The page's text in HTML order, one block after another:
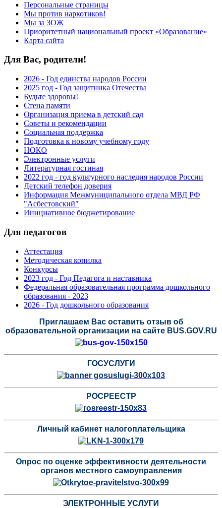
Персональные страницы
Мы против наркотиков!
Мы за ЗОЖ
Приоритетный национальный проект «Образование»
Карта сайта
Для Вас, родители!
2026 - Год единства народов России
2025 год - Год защитника Отечества
Будьте здоровы!
Стена памяти
Организация приема в детский сад
Советы и рекомендации
Социальная поддержка
Подготовка к новому учебному году
НОКО
Электронные услуги
Литературная гостиная
2022 год - год культурного наследия народов России
Детский телефон доверия
Информация Межмуниципального отдела МВД РФ
"Асбестовский"
Инициативное бюджетирование
Для педагогов
Аттестация
Методическая копилка
Конкурсы
2023 год - Год Педагога и наставника
Федеральная образовательная программа дошкольного
образования - 2023
2026 - Год дошкольного образования
Приглашаем Вас оставить отзыв об
образовательной организации на сайте BUS.GOV.RU
ГОСУСЛУГИ
РОСРЕЕСТР
Личный кабинет налогоплательщика
Опрос по оценке эффективности деятельности
органов местного самоуправления
ЭЛЕКТРОННЫЕ УСЛУГИ